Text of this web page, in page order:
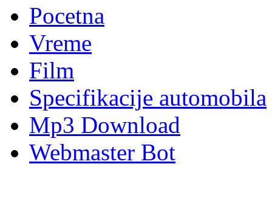
Pocetna
Vreme
Film
Specifikacije automobila
Mp3 Download
Webmaster Bot